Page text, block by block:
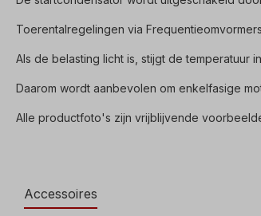
Toerentalregelingen via
Als de belasting licht is, stijgt de temperatuur
Daarom wordt aanbevolen om enkelfasige
Alle productfoto's zijn vrijblijvende
Accessoires